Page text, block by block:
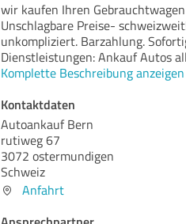
wir kaufen Ihren
Unschlagbare Preise-
unkompliziert. Barzahlung.
Dienstleistungen: Ankauf Autos
Komplette Beschreibung anzeigen
Kontaktdaten
Autoankauf Bern
rutiweg 67
3072 ostermundigen
Schweiz
Anfahrt